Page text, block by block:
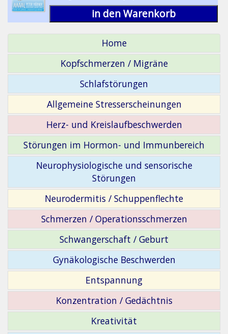
in den Warenkorb
Home
Kopfschmerzen / Migräne
Schlafstörungen
Allgemeine Stresserscheinungen
Herz- und Kreislaufbeschwerden
Störungen im Hormon- und Immunbereich
Neurophysiologische und sensorische
Störungen
Neurodermitis / Schuppenflechte
Schmerzen / Operationsschmerzen
Schwangerschaft / Geburt
Gynäkologische Beschwerden
Entspannung
Konzentration / Gedächtnis
Kreativität